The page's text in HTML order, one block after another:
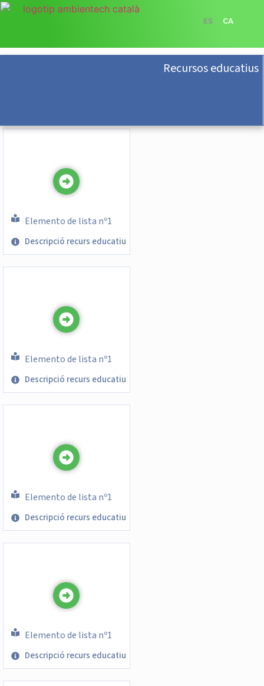
ES CA
Recursos educatius
Elemento de lista nº1
Descripció recurs educatiu
Elemento de lista nº1
Descripció recurs educatiu
Elemento de lista nº1
Descripció recurs educatiu
Elemento de lista nº1
Descripció recurs educatiu